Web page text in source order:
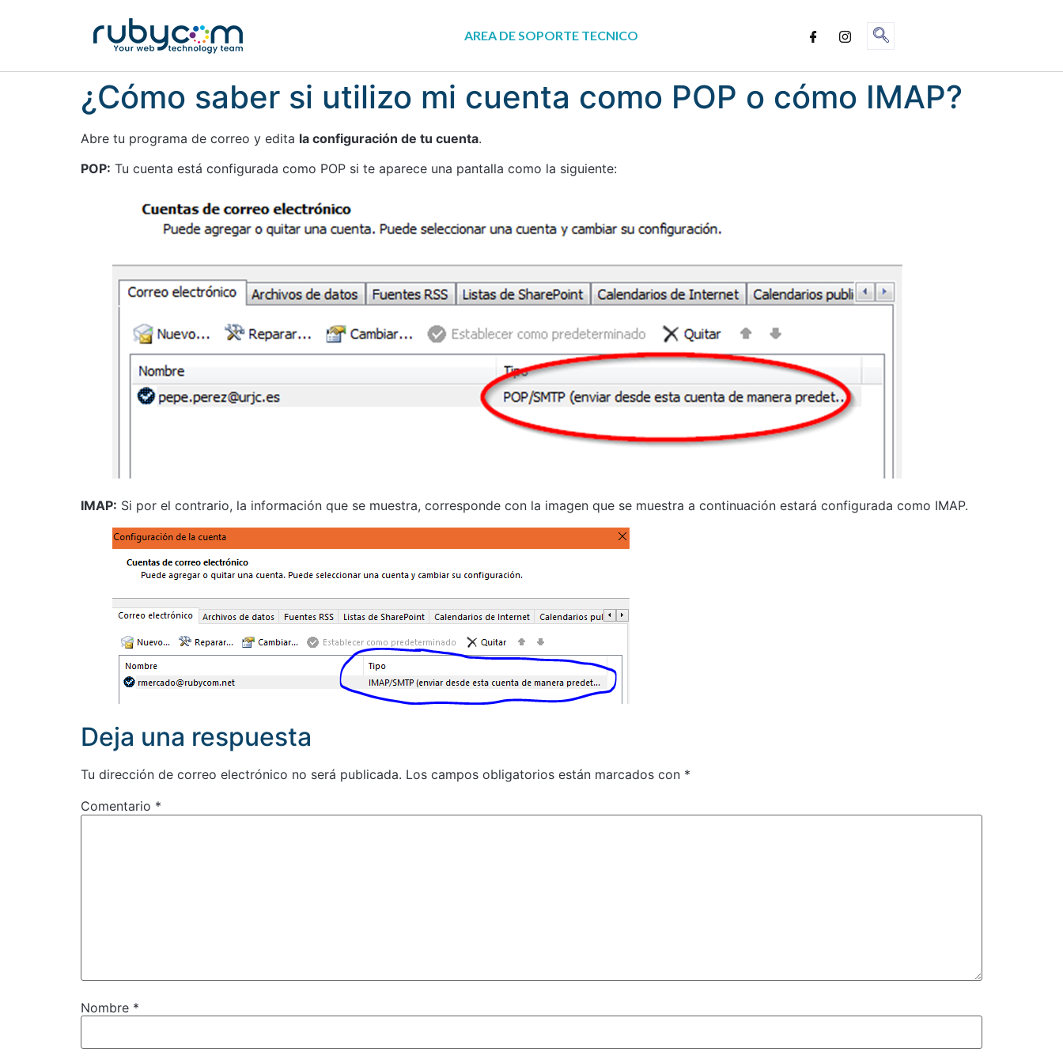
AREA DE SOPORTE TECNICO
¿Cómo saber si utilizo mi cuenta como POP o cómo IMAP?
Abre tu programa de correo y edita la configuración de tu cuenta.
POP: Tu cuenta está configurada como POP si te aparece una pantalla como la siguiente:
IMAP: Si por el contrario, la información que se muestra, corresponde con la imagen que se muestra a continuación estará configurada como IMAP.
Deja una respuesta
Tu dirección de correo electrónico no será publicada. Los campos obligatorios están marcados con *
Comentario *
Nombre *